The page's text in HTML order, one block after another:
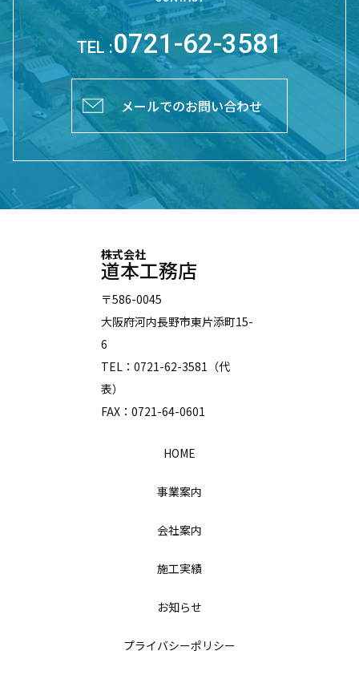
TEL :0721-62-3581
メールでのお問い合わせ
株式会社
道本工務店
〒586-0045
大阪府河内長野市東片添町15-
6
TEL：0721-62-3581（代
表）
FAX：0721-64-0601
HOME
事業案内
会社案内
施工実績
お知らせ
プライバシーポリシー